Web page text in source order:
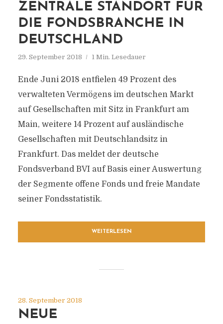
ZENTRALE STANDORT FÜR
DIE FONDSBRANCHE IN
DEUTSCHLAND
29. September 2018 1 Min. Lesedauer
Ende Juni 2018 entfielen 49 Prozent des
verwalteten Vermögens im deutschen Markt
auf Gesellschaften mit Sitz in Frankfurt am
Main, weitere 14 Prozent auf ausländische
Gesellschaften mit Deutschlandsitz in
Frankfurt. Das meldet der deutsche
Fondsverband BVI auf Basis einer Auswertung
der Segmente offene Fonds und freie Mandate
seiner Fondsstatistik.
WEITERLESEN
28. September 2018
NEUE